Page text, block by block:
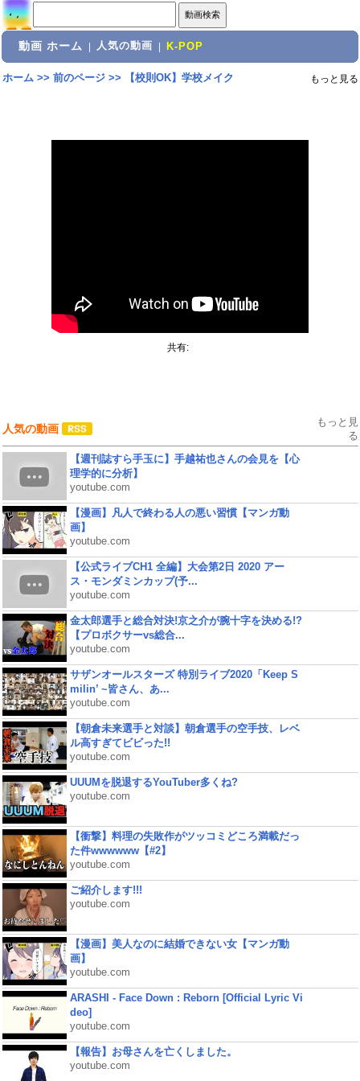
動画 ホーム 人気の動画 K-POP
ホーム>> 前のページ>> 【校則OK】学校メイク もっと見る
共有:
人気の動画
もっと見
る
【週刊誌すら手玉に】手越祐也さんの会見を【心
理学的に分析】
youtube.com
【漫画】凡人で終わる人の悪い習慣【マンガ動
画】
youtube.com
【公式ライブCH1 全編】大会第2日 2020 アー
ス・モンダミンカップ(予...
youtube.com
金太郎選手と総合対決!京之介が腕十字を決める!?
【プロボクサーvs総合...
youtube.com
サザンオールスターズ 特別ライブ2020「Keep S
milin’ ~皆さん、あ...
youtube.com
【朝倉未来選手と対談】朝倉選手の空手技、レベ
ル高すぎてビビった!!
youtube.com
UUUMを脱退するYouTuber多くね?
youtube.com
【衝撃】料理の失敗作がツッコミどころ満載だっ
た件wwwwww【#2】
youtube.com
ご紹介します!!!
youtube.com
【漫画】美人なのに結婚できない女【マンガ動
画】
youtube.com
ARASHI - Face Down : Reborn [Official Lyric Vi
deo]
youtube.com
【報告】お母さんを亡くしました。
youtube.com